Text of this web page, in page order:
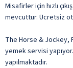
Misafirler için hızlı
mevcuttur. Ücretsiz
The Horse & Jockey,
yemek servisi
yapılmaktadır.